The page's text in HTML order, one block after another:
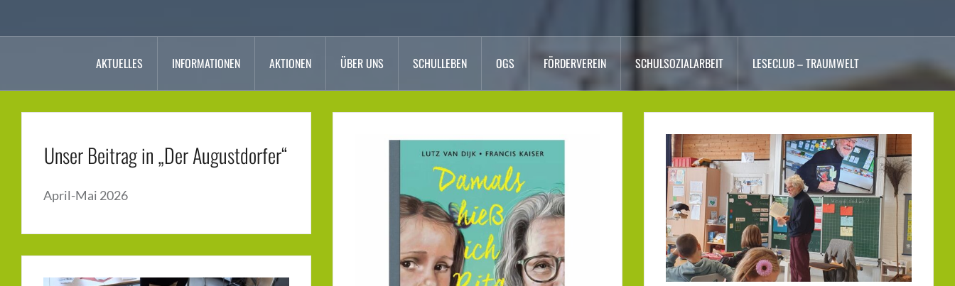
AKTUELLES INFORMATIONEN AKTIONEN ÜBER UNS SCHULLEBEN OGS FÖRDERVEREIN SCHULSOZIALARBEIT LESECLUB – TRAUMWELT
Unser Beitrag in „Der Augustdorfer“
April-Mai 2026